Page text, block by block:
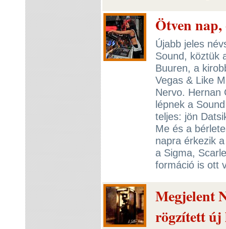
Ötven
Újabb jeles
Sound, köztük
Buuren, a
Vegas & Like
Nervo. Hernan
lépnek a
teljes: jön
Me és a
napra érkezik
a Sigma,
formáció is ott
Megjelent
rögzített új